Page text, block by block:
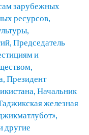
зарубежных
ресурсов,
Председатель
и
Президент
Начальник
железная
другие